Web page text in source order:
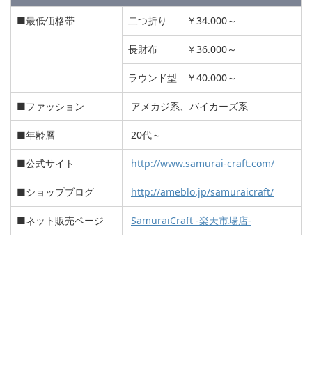
■最低価格帯 二つ折り ￥34.000～
長財布 ￥36.000～
ラウンド型 ￥40.000～
■ファッション アメカジ系、バイカーズ系
■年齢層 20代～
■公式サイト http://www.samurai-craft.com/
■ショップブログ http://ameblo.jp/samuraicraft/
■ネット販売ページ SamuraiCraft -楽天市場店-